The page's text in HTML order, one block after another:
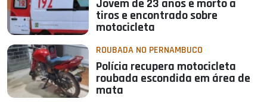
Jovem de 23 anos é morto a
tiros e encontrado sobre
motocicleta
ROUBADA NO PERNAMBUCO
Polícia recupera motocicleta
roubada escondida em área de
mata